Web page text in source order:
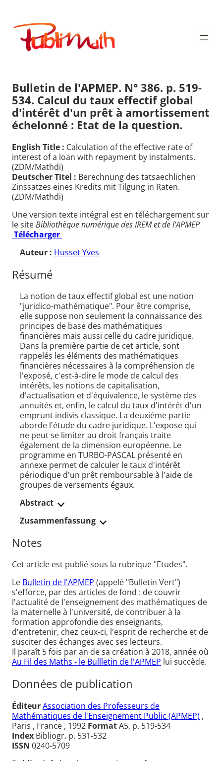
contenu
Publimath
Bulletin de l'APMEP. N° 386. p. 519-
534. Calcul du taux effectif global
d'intérêt d'un prêt à amortissement
échelonné : Etat de la question.
English Title : Calculation of the effective rate of
interest of a loan with repayment by instalments.
(ZDM/Mathdi)
Deutscher Titel : Berechnung des tatsaechlichen
Zinssatzes eines Kredits mit Tilgung in Raten.
(ZDM/Mathdi)
Une version texte intégral est en téléchargement sur
le siteBibliothèque numérique des IREM et de l'APMEP
Télécharger
Auteur : Husset Yves
Résumé
La notion de taux effectif global est une notion
"juridico-mathématique". Pour être comprise,
elle suppose non seulement la connaissance des
principes de base des mathématiques
financières mais aussi celle du cadre juridique.
Dans la première partie de cet article, sont
rappelés les éléments des mathématiques
financières nécessaires à la compréhension de
l'exposé, c'est-à-dire le mode de calcul des
intérêts, les notions de capitalisation,
d'actualisation et d'équivalence, le système des
annuités et, enfin, le calcul du taux d'intérêt d'un
emprunt indivis classique. La deuxième partie
aborde l'étude du cadre juridique. L'expose qui
ne peut se limiter au droit français traite
également de la dimension européenne. Le
programme en TURBO-PASCAL présenté en
annexe permet de calculer le taux d'intérêt
périodique d'un prêt remboursable à l'aide de
groupes de versements égaux.
Abstract
Zusammenfassung
Notes
Cet article est publié sous la rubrique "Etudes".
Le Bulletin de l'APMEP (appelé "Bulletin Vert")
s'efforce, par des articles de fond : de couvrir
l'actualité de l'enseignement des mathématiques de
la maternelle à l'université, de contribuer à la
formation approfondie des enseignants,
d'entretenir, chez ceux-ci, l'esprit de recherche et de
susciter des échanges avec ses lecteurs.
Il paraît 5 fois par an de sa création à 2018, année où
Au Fil des Maths - le Bullletin de l'APMEP lui succède.
Données de publication
ÉditeurAssociation des Professeurs de
Mathématiques de l'Enseignement Public (APMEP) ,
Paris , France , 1992 FormatA5, p. 519-534
Index Bibliogr. p. 531-532
ISSN 0240-5709